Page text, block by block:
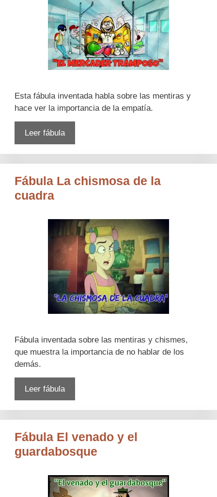
Esta fábula inventada habla sobre las mentiras y
hace ver la importancia de la empatía.
Leer fábula
Fábula La chismosa de la
cuadra
Fábula inventada sobre las mentiras y chismes,
que muestra la importancia de no hablar de los
demás.
Leer fábula
Fábula El venado y el
guardabosque